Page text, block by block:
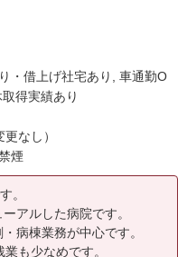
・借上げ社宅あり, 車通勤O
得実績あり
なし）
煙
。
アルした病院です。
病棟業務が中心です。
も少なめです。